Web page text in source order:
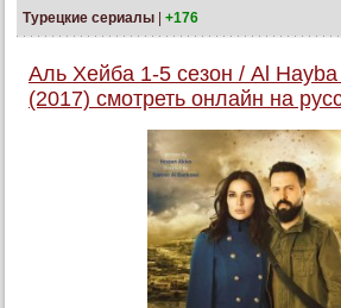
Турецкие сериалы | +176
Аль Хейба 1-5 сезон / Al
(2017) смотреть онлайн на